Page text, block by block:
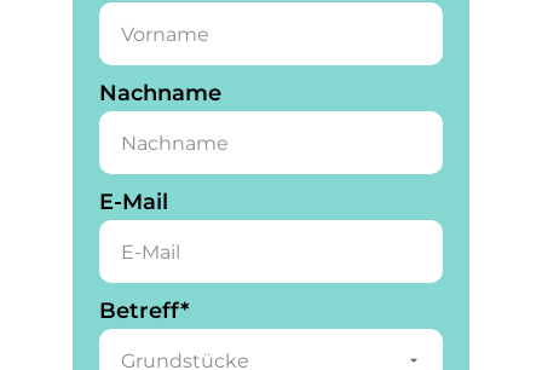
Nachname
E-Mail
Pflichtfeld
Betreff*